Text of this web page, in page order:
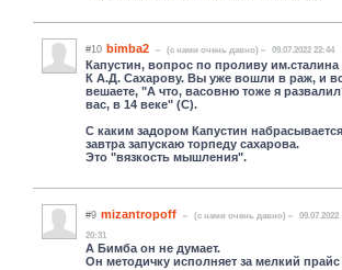
#10 bimba2 (c нами очень давно) 09.07.2022 22:44
Капустин, вопрос по проливу им.сталина
К А.Д. Сахарову. Вы уже вошли в раж, и
вешаете, "А что, васовню тоже я
вас, в 14 веке" (С).
С каким задором Капустин
завтра запускаю торпеду сахарова.
Это "вязкость мышления".
#9 mizantropoff (c нами очень давно)
09.07.2022
20:31
А Бимба он не думает.
Он методичку исполняет за мелкий прайс